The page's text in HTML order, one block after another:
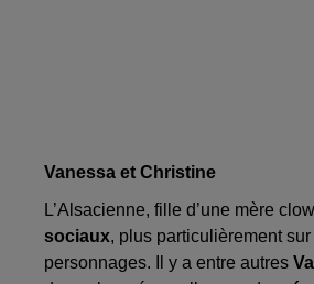
Vanessa et Christine
L’Alsacienne, fille d’une mère
sociaux, plus particulièrement sur
personnages. Il y a entre autres